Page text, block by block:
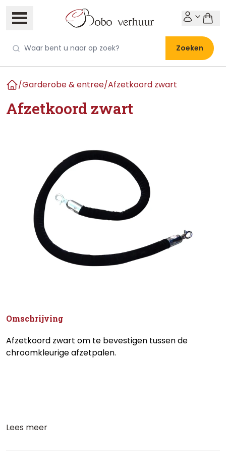
Zoeken
/Garderobe & entree/Afzetkoord zwart
Afzetkoord zwart
Omschrijving
Afzetkoord zwart om te bevestigen tussen de
chroomkleurige afzetpalen.
Lees meer